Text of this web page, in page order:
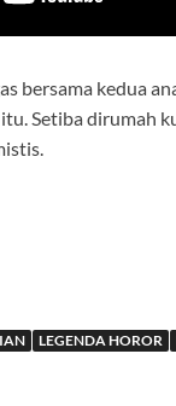
bersama kedua
Setiba dirumah
LEGENDA HOROR